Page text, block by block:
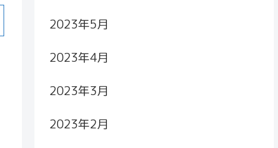
2023年5月
2023年4月
2023年3月
2023年2月